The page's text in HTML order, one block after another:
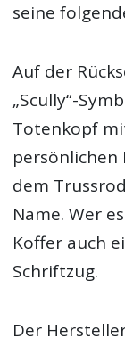
seine
Auf der
„Scully“-
Totenkopf
persönlichen
dem
Name. Wer
Koffer auch
Schriftzug.
Der